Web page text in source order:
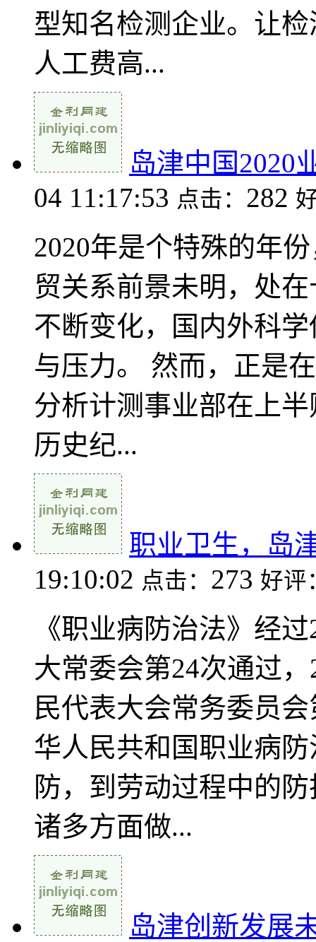
型知名检测企业。让
人工费高...
岛津中国2020
04 11:17:53 点击： 282
2020年是个特殊的年
贸关系前景未明，处
不断变化，国内外科
与压力。 然而，正是
分析计测事业部在上
历史纪...
职业卫生，岛
19:10:02 点击： 273 好评
《职业病防治法》经
大常委会第24次通过
民代表大会常务委员
华人民共和国职业病
防，到劳动过程中的
诸多方面做...
岛津创新发展